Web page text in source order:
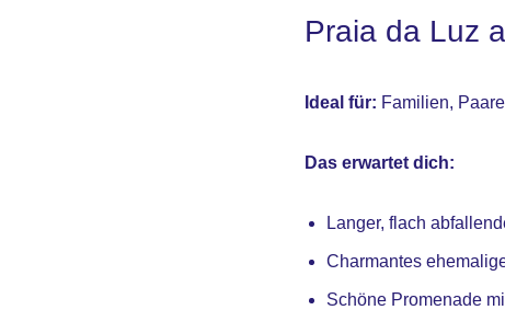
Praia da Luz
Ideal für: Familien,
Das erwartet dich:
Langer, flach
Charmantes
Schöne Promenade